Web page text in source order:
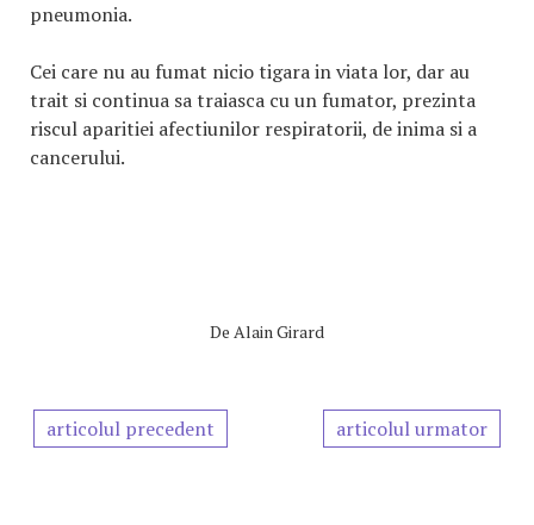
pneumonia.
Cei care nu au fumat nicio tigara in viata lor, dar au
trait si continua sa traiasca cu un fumator, prezinta
riscul aparitiei afectiunilor respiratorii, de inima si a
cancerului.
De Alain Girard
articolul precedent articolul urmator